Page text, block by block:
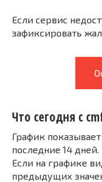
Если сервис
зафиксировать
Что сегодня с
График
последние 14 дней.
Если на графике
предыдущих